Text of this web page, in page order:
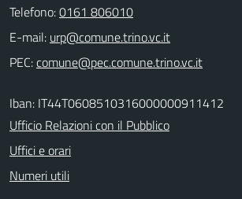
Telefono:0161 806010
E-mail:
PEC:
Iban: IT44T0608510316000000911412
Ufficio Relazioni con il Pubblico
Uffici e orari
Numeri utili